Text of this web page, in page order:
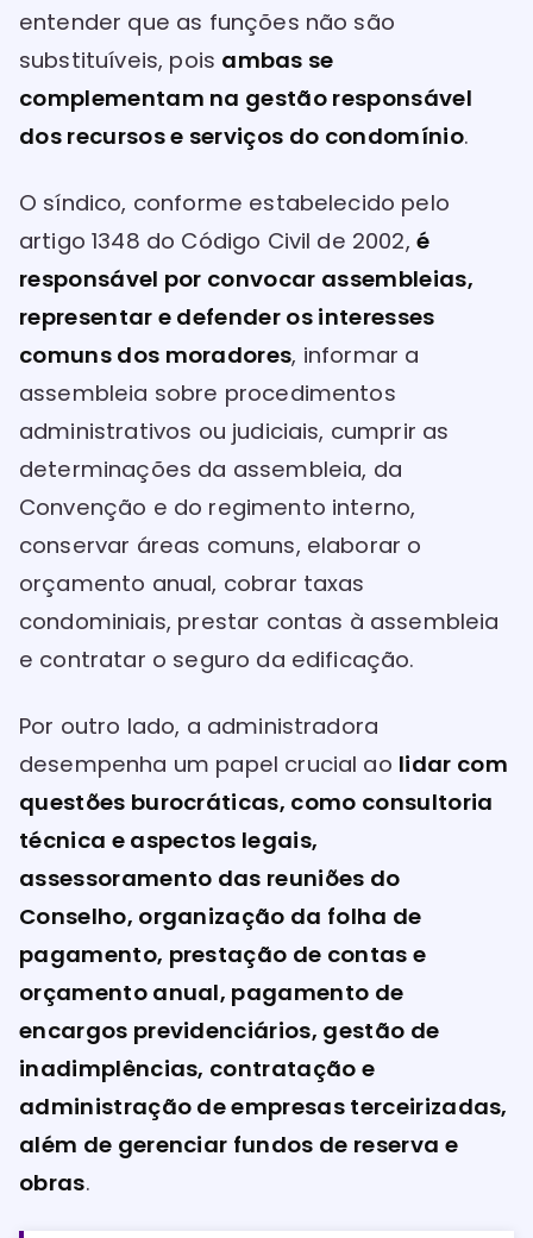
entender que as funções não são
substituíveis, pois ambas se
complementam na gestão responsável
dos recursos e serviços do condomínio.
O síndico, conforme estabelecido pelo
artigo 1348 do Código Civil de 2002, é
responsável por convocar assembleias,
representar e defender os interesses
comuns dos moradores, informar a
assembleia sobre procedimentos
administrativos ou judiciais, cumprir as
determinações da assembleia, da
Convenção e do regimento interno,
conservar áreas comuns, elaborar o
orçamento anual, cobrar taxas
condominiais, prestar contas à assembleia
e contratar o seguro da edificação.
Por outro lado, a administradora
desempenha um papel crucial ao lidar com
questões burocráticas, como consultoria
técnica e aspectos legais,
assessoramento das reuniões do
Conselho, organização da folha de
pagamento, prestação de contas e
orçamento anual, pagamento de
encargos previdenciários, gestão de
inadimplências, contratação e
administração de empresas terceirizadas,
além de gerenciar fundos de reserva e
obras.